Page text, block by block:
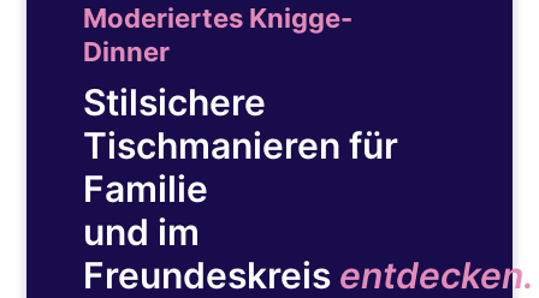
Moderiertes Knigge-
Dinner
Stilsichere
Tischmanieren für
Familie
und im
Freundeskreis entdecken.